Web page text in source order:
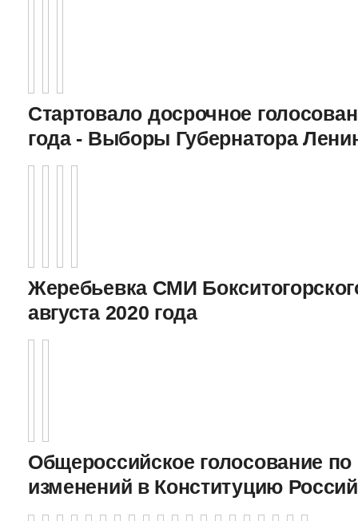
Стартовало досрочное
года - Выборы Губернатора
Жеребьевка СМИ
августа 2020 года
Общероссийское голосование
изменений в Конституцию